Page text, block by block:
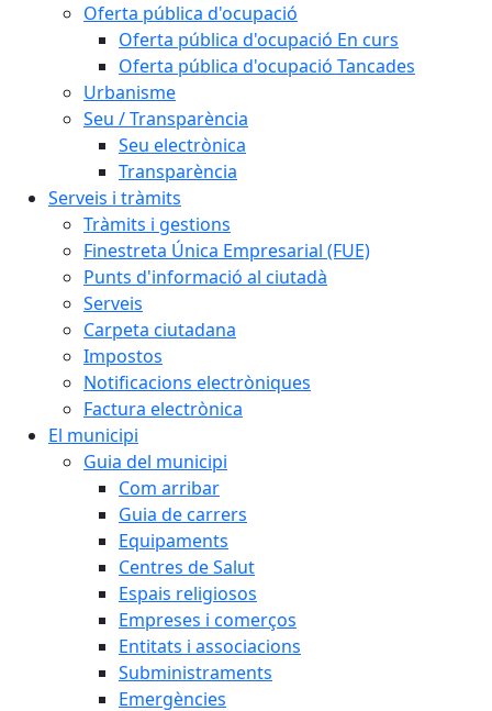
Oferta pública d'ocupació
Oferta pública d'ocupació En curs
Oferta pública d'ocupació Tancades
Urbanisme
Seu / Transparència
Seu electrònica
Transparència
Serveis i tràmits
Tràmits i gestions
Finestreta Única Empresarial (FUE)
Punts d'informació al ciutadà
Serveis
Carpeta ciutadana
Impostos
Notificacions electròniques
Factura electrònica
El municipi
Guia del municipi
Com arribar
Guia de carrers
Equipaments
Centres de Salut
Espais religiosos
Empreses i comerços
Entitats i associacions
Subministraments
Emergències